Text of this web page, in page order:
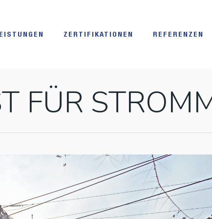
ZERTIFIKATIONEN REFERENZEN
FÜR